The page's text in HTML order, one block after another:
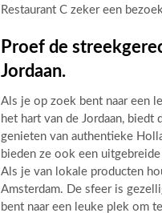
Restaurant C zeker een
Proef de
Jordaan.
Als je op zoek bent naar een
het hart van de Jordaan,
genieten van authentieke
bieden ze ook een
Als je van lokale producten
Amsterdam. De sfeer is
bent naar een leuke plek om